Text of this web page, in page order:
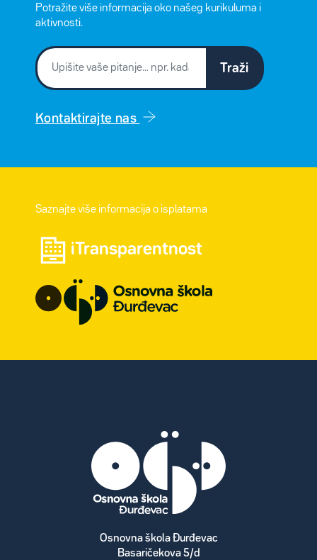
Potražite više informacija oko našeg kurikuluma i
aktivnosti.
Traži
Kontaktirajte nas
Saznajte više informacija o isplatama
iTransparentnost
Osnovna škola Đurđevac
Basaričekova 5/d